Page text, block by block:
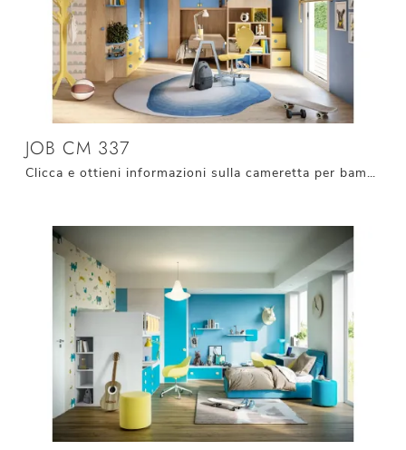
JOB CM 337
Clicca e ottieni informazioni sulla cameretta per bambini Job CM 337! Le Camerette a soppalco Giessegi ti attendono.